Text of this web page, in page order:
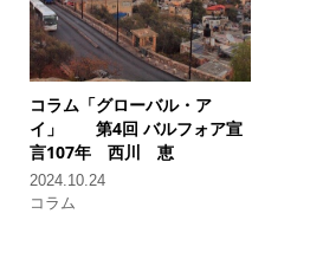
コラム「グローバル・ア
イ」 第4回 バルフォア宣
言107年 西川 恵
2024.10.24
コラム